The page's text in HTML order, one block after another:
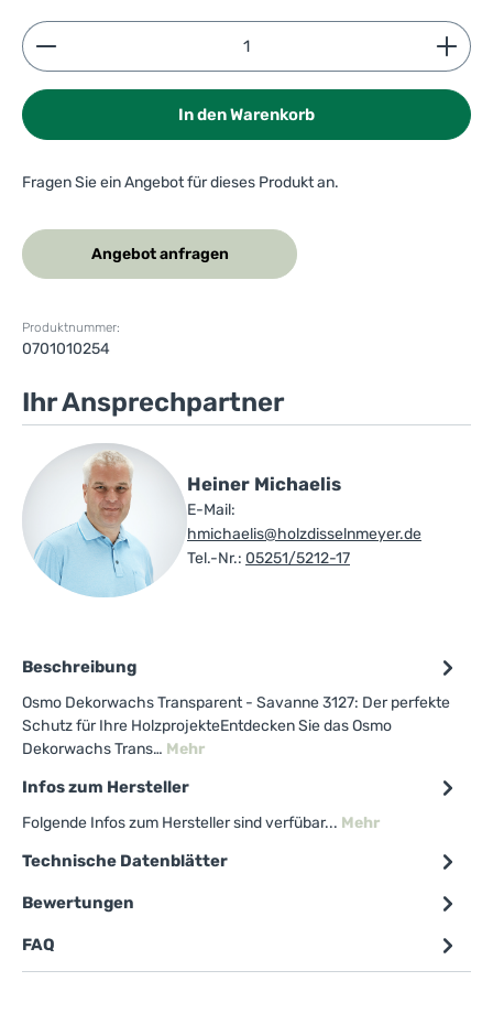
Produkt Anzahl: Gib den gewünschten Wert ein
In den Warenkorb
Fragen Sie ein Angebot für dieses Produkt an.
Angebot anfragen
Produktnummer:
0701010254
Ihr Ansprechpartner
Heiner Michaelis
E-Mail:
hmichaelis@holzdisselnmeyer.de
Tel.-Nr.: 05251/5212-17
Beschreibung
Osmo Dekorwachs Transparent - Savanne 3127: Der perfekte
Schutz für Ihre HolzprojekteEntdecken Sie das Osmo
Dekorwachs Trans… Mehr
Infos zum Hersteller
Folgende Infos zum Hersteller sind verfübar... Mehr
Technische Datenblätter
Bewertungen
FAQ